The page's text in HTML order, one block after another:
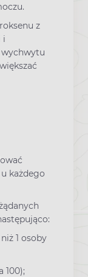
z
i
każdego
1 osoby
100);